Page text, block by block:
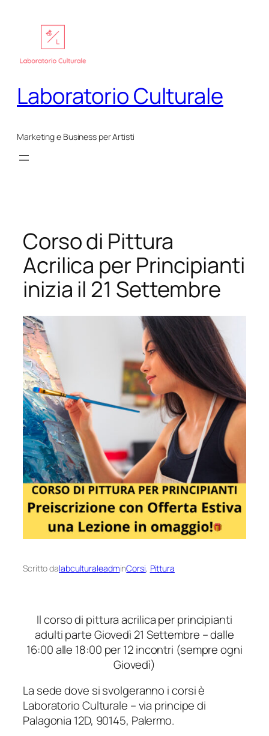
contenuto
Laboratorio Culturale
Marketing e Business per Artisti
Corso di Pittura
Acrilica per Principianti
inizia il 21 Settembre
Scritto dalabculturaleadminCorsi, Pittura
Il corso di pittura acrilica per principianti
adulti parte Giovedì 21 Settembre – dalle
16:00 alle 18:00 per 12 incontri (sempre ogni
Giovedì)
La sede dove si svolgeranno i corsi è
Laboratorio Culturale – via principe di
Palagonia 12D, 90145, Palermo.